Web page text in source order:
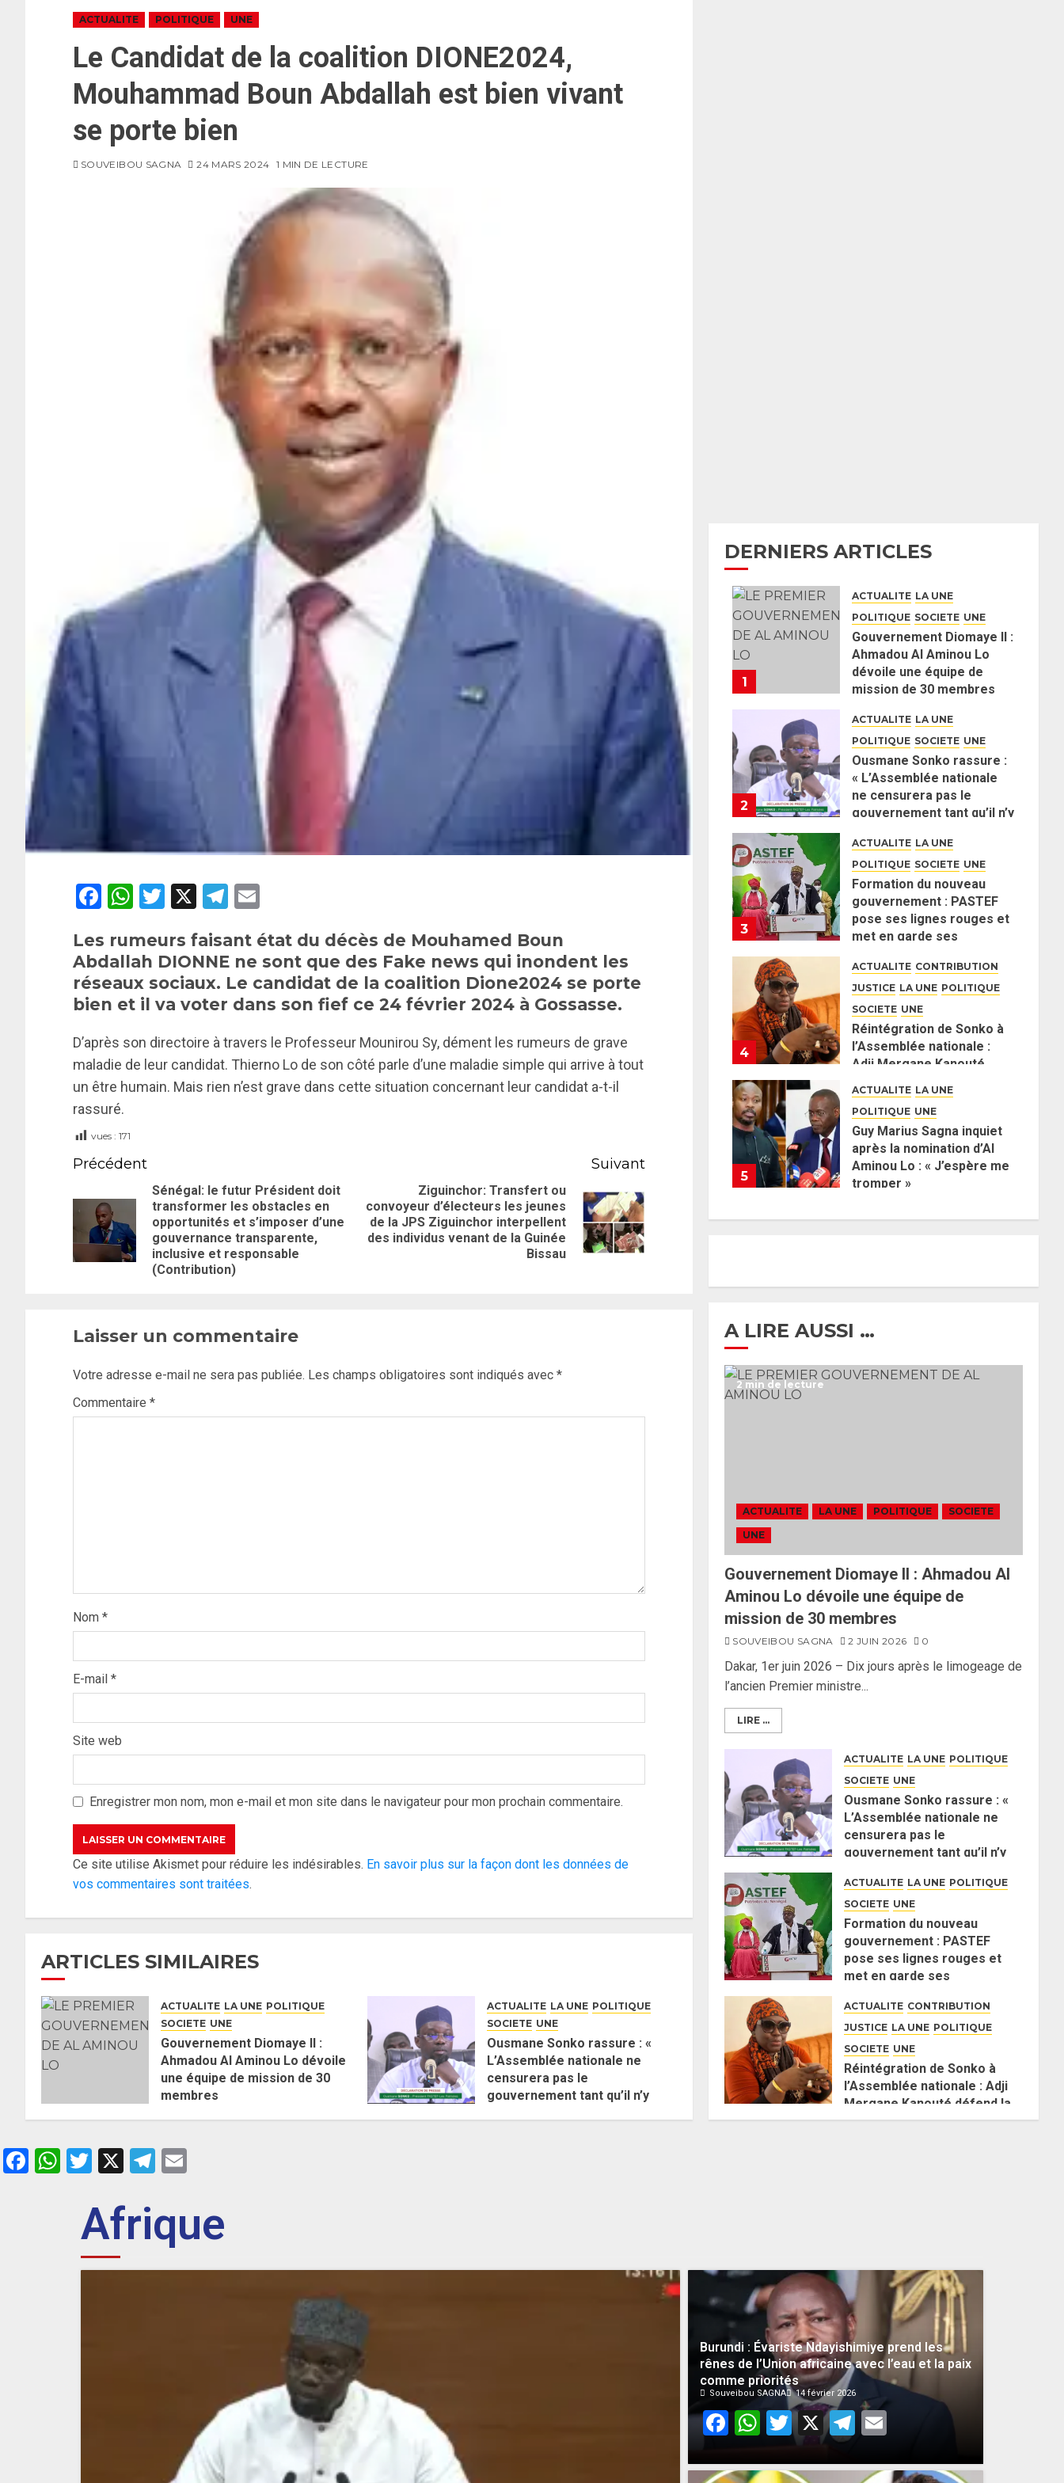
ACTUALITE POLITIQUE UNE
Le Candidat de la coalition DIONE2024,
Mouhammad Boun Abdallah est bien vivant
se porte bien
SOUVEIBOU SAGNA 24 MARS 2024 1 MIN DE LECTURE
Facebook
WhatsApp
Twitter
X Telegram
Les rumeurs faisant état du décès de Mouhamed Boun
Abdallah DIONNE ne sont que des Fake news qui inondent les
réseaux sociaux. Le candidat de la coalition Dione2024 se porte
bien et il va voter dans son fief ce 24 février 2024 à Gossasse.
D’après son directoire à travers le Professeur Mounirou Sy, dément les rumeurs de grave
maladie de leur candidat. Thierno Lo de son côté parle d’une maladie simple qui arrive à tout
un être humain. Mais rien n’est grave dans cette situation concernant leur candidat a-t-il
rassuré.
vues : 171
Précédent
Sénégal: le futur Président doit
transformer les obstacles en
opportunités et s’imposer d’une
gouvernance transparente,
inclusive et responsable
(Contribution)
Suivant
Ziguinchor: Transfert ou
convoyeur d’électeurs les jeunes
de la JPS Ziguinchor interpellent
des individus venant de la Guinée
Bissau
Laisser un commentaire
Votre adresse e-mail ne sera pas publiée. Les champs obligatoires sont indiqués avec *
Commentaire *
Nom *
E-mail *
Site web
Enregistrer mon nom, mon e-mail et mon site dans le navigateur pour mon prochain commentaire.
Ce site utilise Akismet pour réduire les indésirables. En savoir plus sur la façon dont les données de
vos commentaires sont traitées.
ARTICLES SIMILAIRES
ACTUALITE LA UNE POLITIQUE
SOCIETE UNE
Gouvernement Diomaye II :
Ahmadou Al Aminou Lo dévoile
une équipe de mission de 30
membres
ACTUALITE LA UNE POLITIQUE
SOCIETE UNE
Ousmane Sonko rassure : «
L’Assemblée nationale ne
censurera pas le
gouvernement tant qu’il n’y
DERNIERS ARTICLES
1
ACTUALITE LA UNE
POLITIQUE SOCIETE UNE
Gouvernement Diomaye II :
Ahmadou Al Aminou Lo
dévoile une équipe de
mission de 30 membres
2
ACTUALITE LA UNE
POLITIQUE SOCIETE UNE
Ousmane Sonko rassure :
« L’Assemblée nationale
ne censurera pas le
gouvernement tant qu’il n’y
politique contre Pastef »
2 JUIN 2026 0
3
ACTUALITE LA UNE
POLITIQUE SOCIETE UNE
Formation du nouveau
gouvernement : PASTEF
pose ses lignes rouges et
met en garde ses
26 MAI 2026 0
4
ACTUALITE CONTRIBUTION
JUSTICE LA UNE POLITIQUE
SOCIETE UNE
Réintégration de Sonko à
l’Assemblée nationale :
Adji Mergane Kanouté
parlementaire
26 MAI 2026
5
ACTUALITE LA UNE
POLITIQUE UNE
Guy Marius Sagna inquiet
après la nomination d’Al
Aminou Lo : « J’espère me
tromper »
A LIRE AUSSI …
2 min de lecture
ACTUALITE LA UNE POLITIQUE
SOCIETE
UNE
Gouvernement Diomaye II : Ahmadou Al
Aminou Lo dévoile une équipe de
mission de 30 membres
SOUVEIBOU SAGNA 2 JUIN 2026 0
Dakar, 1er juin 2026 – Dix jours après le limogeage de
l’ancien Premier ministre...
LIRE ...
ACTUALITE LA UNE POLITIQUE
SOCIETE UNE
Ousmane Sonko rassure : «
L’Assemblée nationale ne
censurera pas le
gouvernement tant qu’il n’y
contre Pastef »
2 JUIN 2026
ACTUALITE LA UNE POLITIQUE
SOCIETE UNE
Formation du nouveau
gouvernement : PASTEF
pose ses lignes rouges et
met en garde ses
26 MAI 2026 0
ACTUALITE CONTRIBUTION
JUSTICE LA UNE POLITIQUE
SOCIETE UNE
Réintégration de Sonko à
l’Assemblée nationale : Adji
Mergane Kanouté défend la
majorité parlementaire
Facebook
WhatsApp
Twitter
X Telegram
Afrique
Burundi : Évariste Ndayishimiye prend les
rênes de l’Union africaine avec l’eau et la paix
comme priorités
Souveibou SAGNA 14 février 2026
Facebook
WhatsApp
Twitter
X Telegram
Email